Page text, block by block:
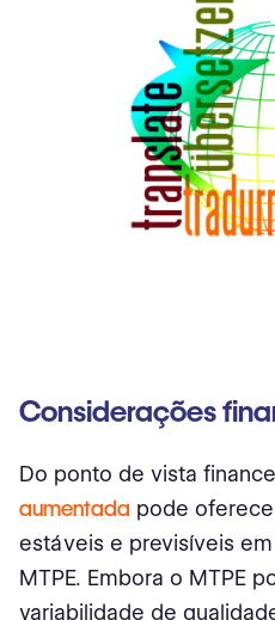
Considerações
Do ponto de vista
aumentada pode
estáveis e previsíveis
MTPE. Embora o MTPE
variabilidade de